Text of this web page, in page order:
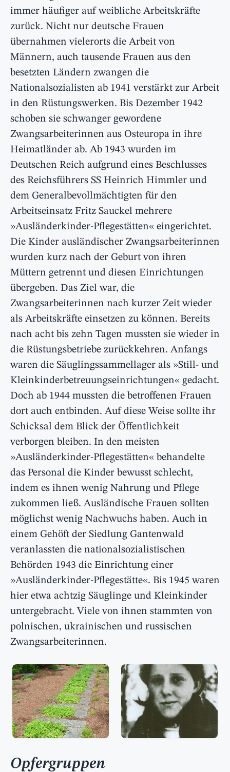
immer häufiger auf weibliche Arbeitskräfte
zurück. Nicht nur deutsche Frauen
übernahmen vielerorts die Arbeit von
Männern, auch tausende Frauen aus den
besetzten Ländern zwangen die
Nationalsozialisten ab 1941 verstärkt zur Arbeit
in den Rüstungswerken. Bis Dezember 1942
schoben sie schwanger gewordene
Zwangsarbeiterinnen aus Osteuropa in ihre
Heimatländer ab. Ab 1943 wurden im
Deutschen Reich aufgrund eines Beschlusses
des Reichsführers SS Heinrich Himmler und
dem Generalbevollmächtigten für den
Arbeitseinsatz Fritz Sauckel mehrere
»Ausländerkinder-Pflegestätten« eingerichtet.
Die Kinder ausländischer Zwangsarbeiterinnen
wurden kurz nach der Geburt von ihren
Müttern getrennt und diesen Einrichtungen
übergeben. Das Ziel war, die
Zwangsarbeiterinnen nach kurzer Zeit wieder
als Arbeitskräfte einsetzen zu können. Bereits
nach acht bis zehn Tagen mussten sie wieder in
die Rüstungsbetriebe zurückkehren. Anfangs
waren die Säuglingssammellager als »Still- und
Kleinkinderbetreuungseinrichtungen« gedacht.
Doch ab 1944 mussten die betroffenen Frauen
dort auch entbinden. Auf diese Weise sollte ihr
Schicksal dem Blick der Öffentlichkeit
verborgen bleiben. In den meisten
»Ausländerkinder-Pflegestätten« behandelte
das Personal die Kinder bewusst schlecht,
indem es ihnen wenig Nahrung und Pflege
zukommen ließ. Ausländische Frauen sollten
möglichst wenig Nachwuchs haben. Auch in
einem Gehöft der Siedlung Gantenwald
veranlassten die nationalsozialistischen
Behörden 1943 die Einrichtung einer
»Ausländerkinder-Pflegestätte«. Bis 1945 waren
hier etwa achtzig Säuglinge und Kleinkinder
untergebracht. Viele von ihnen stammten von
polnischen, ukrainischen und russischen
Zwangsarbeiterinnen.
Opfergruppen